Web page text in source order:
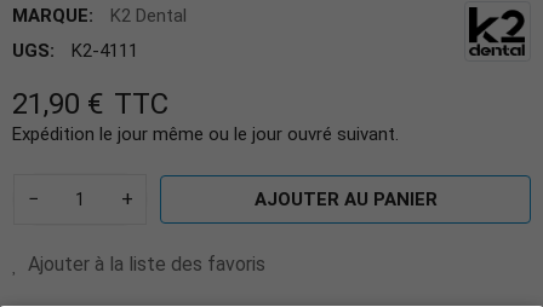
MARQUE:
K2 Dental
UGS:
K2-4111
21,90 € TTC
Expédition le jour même ou le jour ouvré suivant.
− + AJOUTER AU PANIER
Ajouter à la liste des favoris